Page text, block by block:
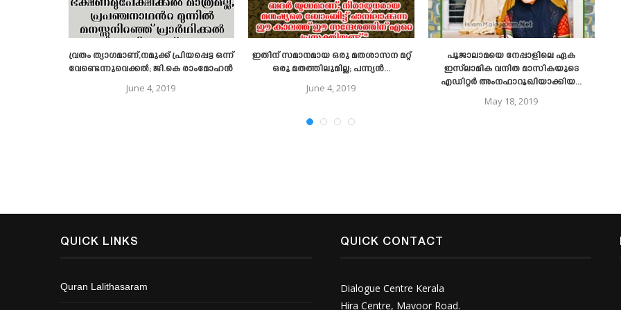
വ്രതം ത്യാഗമാണ്,നമുക്ക് പ്രിയപ്പെട്ട ഒന്ന്
വേണ്ടെന്നുവെക്കൽ; ജി.കെ രാംമോഹൻ
June 4, 2019
ഇതിന് സമാനമായ ഒരു മതശാസന മറ്റ്
ഒരു മതത്തിലുമില്ല; പന്ന്യൻ...
June 4, 2019
പൂജാലാമയെ നേപ്പാളിലെ ഏക
ഇസ്‌ലാമിക വനിത മാസികയുടെ
എഡിറ്റർ അംനഫാറൂഖിയാക്കിയ...
May 18, 2019
QUICK LINKS
Quran Lalithasaram
QUICK CONTACT
Dialogue Centre Kerala
Hira Centre, Mavoor Road.